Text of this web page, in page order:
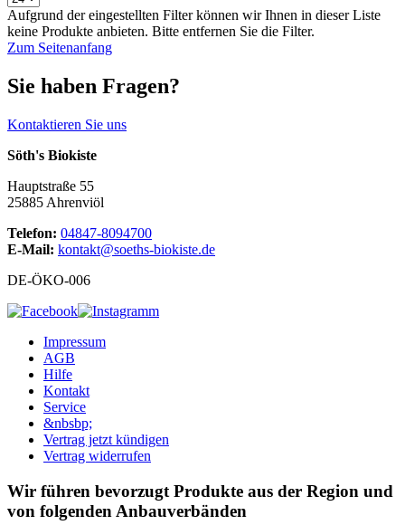
Aufgrund der eingestellten Filter können wir Ihnen in dieser Liste
keine Produkte anbieten. Bitte entfernen Sie die Filter.
Zum Seitenanfang
Sie haben Fragen?
Kontaktieren Sie uns
Söth's Biokiste
Hauptstraße 55
25885 Ahrenviöl
Telefon: 04847-8094700
E-Mail: kontakt@soeths-biokiste.de
DE-ÖKO-006
Impressum
AGB
Hilfe
Kontakt
Service
&nbsbp;
Vertrag jetzt kündigen
Vertrag widerrufen
Wir führen bevorzugt Produkte aus der Region und
von folgenden Anbauverbänden